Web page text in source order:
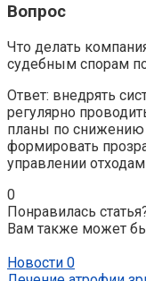
Вопрос
Что делать
судебным спорам
Ответ: внедрять
регулярно
планы по снижению
формировать
управлении
0
Понравилась
Вам также может
Новости 0